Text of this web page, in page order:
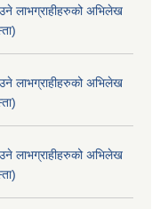
लाभग्राहीहरुको अभिलेख
लाभग्राहीहरुको अभिलेख
लाभग्राहीहरुको अभिलेख